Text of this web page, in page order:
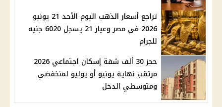
تراجع أسعار الذهب اليوم الأحد 21 يونيو
2026 في مصر وعيار 21 يسجل 6020 جنيه
للجرام
حجز 30 ألف شقة إسكان اجتماعي 2026
مرتقب نهاية يونيو أو يوليو لمنخفضي
ومتوسطي الدخل